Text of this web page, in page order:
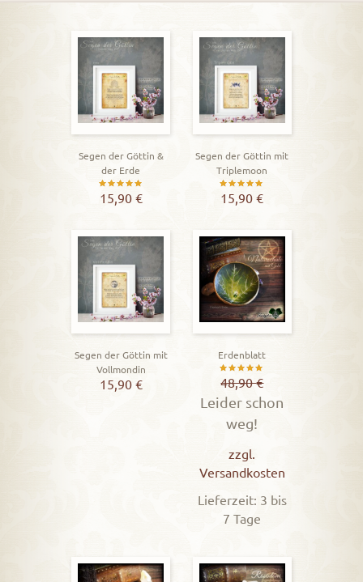
Segen der Göttin &
der Erde
Bewertet
5.00
von 5
15,90 €
Segen der Göttin mit
Triplemoon
Bewertet
5.00
von 5
15,90€
Segen der Göttin mit
Vollmondin
15,90 €
Erdenblatt
Bewertet
mit
5.00
48,90€
Leider schon
weg!
zzgl.
Versandkosten
Lieferzeit: 3 bis
7 Tage